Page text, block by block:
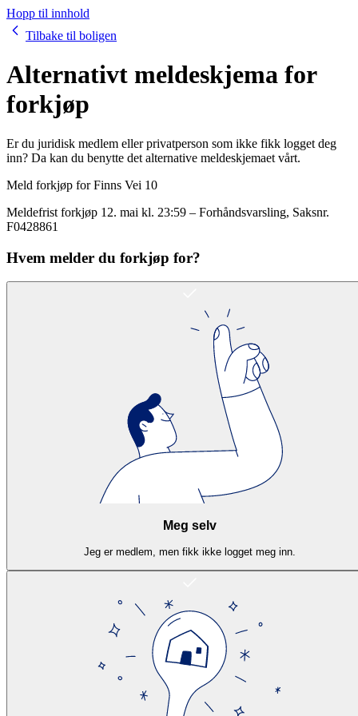
Hopp til innhold
Tilbake til boligen
Alternativt meldeskjema for
forkjøp
Er du juridisk medlem eller privatperson som ikke fikk logget deg
inn? Da kan du benytte det alternative meldeskjemaet vårt.
Meld forkjøp forFinns Vei 10
Meldefrist forkjøp 12. mai kl. 23:59 – Forhåndsvarsling, Saksnr.
F0428861
Hvem melder du forkjøp for?
Meg selv
Jeg er medlem, men fikk ikke logget meg inn.